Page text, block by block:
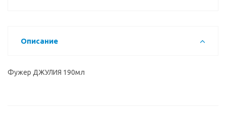
Описание
Фужер ДЖУЛИЯ 190мл